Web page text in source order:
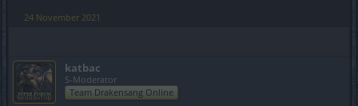
24 November 2021
katbac
S-Moderator
Team Drakensang Online